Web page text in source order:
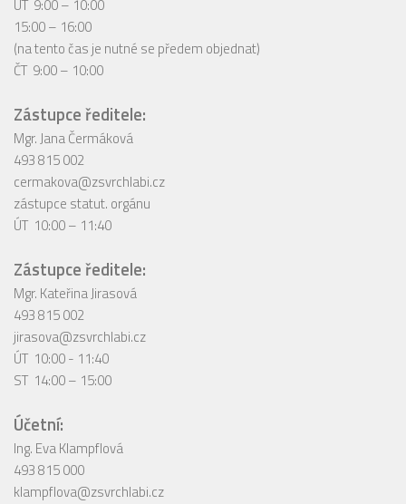
ÚT 9:00 – 10:00
15:00 – 16:00
(na tento čas je nutné se předem objednat)
ČT 9:00 – 10:00
Zástupce ředitele:
Mgr. Jana Čermáková
493 815 002
cermakova@zsvrchlabi.cz
zástupce statut. orgánu
ÚT 10:00 – 11:40
Zástupce ředitele:
Mgr. Kateřina Jirasová
493 815 002
jirasova@zsvrchlabi.cz
ÚT 10:00 - 11:40
ST 14:00 – 15:00
Účetní:
Ing. Eva Klampflová
493 815 000
klampflova@zsvrchlabi.cz